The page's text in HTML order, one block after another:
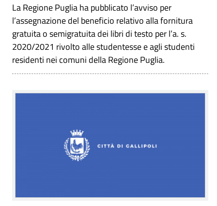
La Regione Puglia ha pubblicato l’avviso per
l’assegnazione del beneficio relativo alla fornitura
gratuita o semigratuita dei libri di testo per l’a. s.
2020/2021 rivolto alle studentesse e agli studenti
residenti nei comuni della Regione Puglia.